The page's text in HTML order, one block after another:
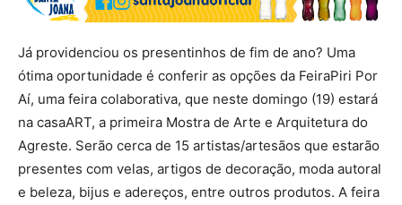
Já providenciou os presentinhos de fim de ano? Uma
ótima oportunidade é conferir as opções da FeiraPiri Por
Aí, uma feira colaborativa, que neste domingo (19) estará
na casaART, a primeira Mostra de Arte e Arquitetura do
Agreste. Serão cerca de 15 artistas/artesãos que estarão
presentes com velas, artigos de decoração, moda autoral
e beleza, bijus e adereços, entre outros produtos. A feira